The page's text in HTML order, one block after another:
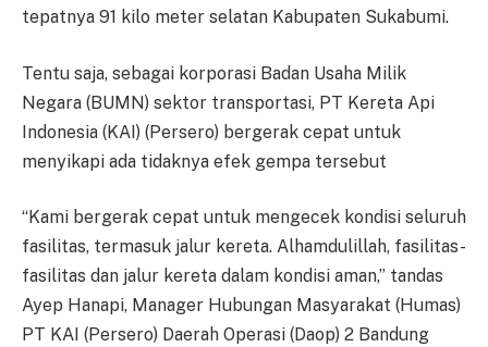
tepatnya 91 kilo meter selatan Kabupaten Sukabumi.
Tentu saja, sebagai korporasi Badan Usaha Milik
Negara (BUMN) sektor transportasi, PT Kereta Api
Indonesia (KAI) (Persero) bergerak cepat untuk
menyikapi ada tidaknya efek gempa tersebut
“Kami bergerak cepat untuk mengecek kondisi seluruh
fasilitas, termasuk jalur kereta. Alhamdulillah, fasilitas-
fasilitas dan jalur kereta dalam kondisi aman,” tandas
Ayep Hanapi, Manager Hubungan Masyarakat (Humas)
PT KAI (Persero) Daerah Operasi (Daop) 2 Bandung